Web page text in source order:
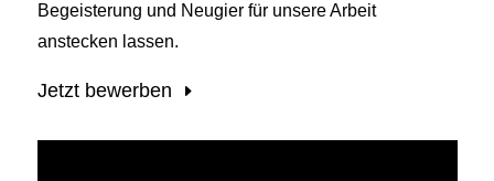
Begeisterung und Neugier für unsere Arbeit
anstecken lassen.
Jetzt bewerben